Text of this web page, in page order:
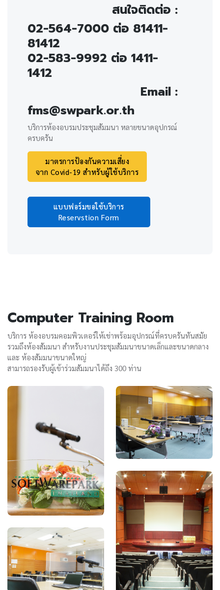
สนใจติดต่อ :
02-564-7000 ต่อ 81411-
81412
02-583-9992 ต่อ 1411-
1412
Email :
fms@swpark.or.th
บริการห้องอบรมประชุมสัมมนา หลายขนาดอุปกรณ์
ครบครัน
มาตรการป้องกันความเสี่ยง
จาก Covid-19 สำหรับผู้ใช้บริการ
แบบฟอร์มขอใช้บริการ
Reservstion Form
Computer Training Room
บริการ ห้องอบรมคอมพิวเตอร์ให้เช่าพร้อมอุปกรณ์ที่ครบครันทันสมัย
รวมถึงห้องสัมมนา สำหรับงานประชุมสัมมนาขนาดเล็กและขนาดกลาง
และ ห้องสัมมนาขนาดใหญ่
สามารถรองรับผู้เข้าร่วมสัมมนาได้ถึง 300 ท่าน